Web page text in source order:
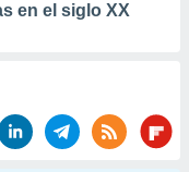
en el siglo XX